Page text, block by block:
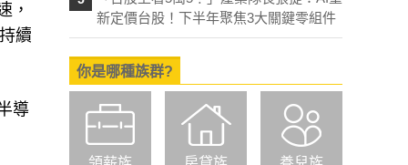
，
續
導
新定價台股！下半年聚焦3大關鍵零組件
你是哪種族群?